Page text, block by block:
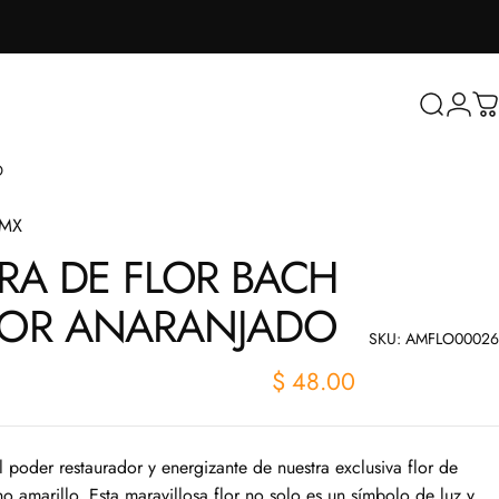
Buscar
DE FLOR BACH
ANARANJADO SKU: AMFLO00026
$ 48.00
poder restaurador y energizante de nuestra exclusiva flor de